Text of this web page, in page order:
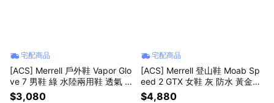
宅配商品
[ACS] Merrell 戶外鞋 Vapor Glo
ve 7 男鞋 綠 水陸兩用鞋 透氣 快
乾 黃金大底 ML00005531
$3,080
宅配商品
[ACS] Merrell 登山鞋 Moab Sp
eed 2 GTX 女鞋 灰 防水 黃金大
底 抓地 戶外 ML00005349
$4,880